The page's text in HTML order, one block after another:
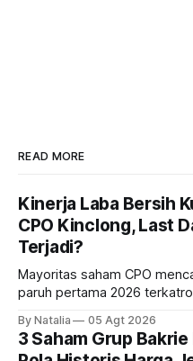
READ MORE
Kinerja Laba Bersih
CPO Kinclong, Last
Terjadi?
Mayoritas saham CPO
paruh pertama 2026
diprediksi semakin terlihat
prospeknya? apakah masih
By Natalia 05 Agt 2026
3 Saham Grup